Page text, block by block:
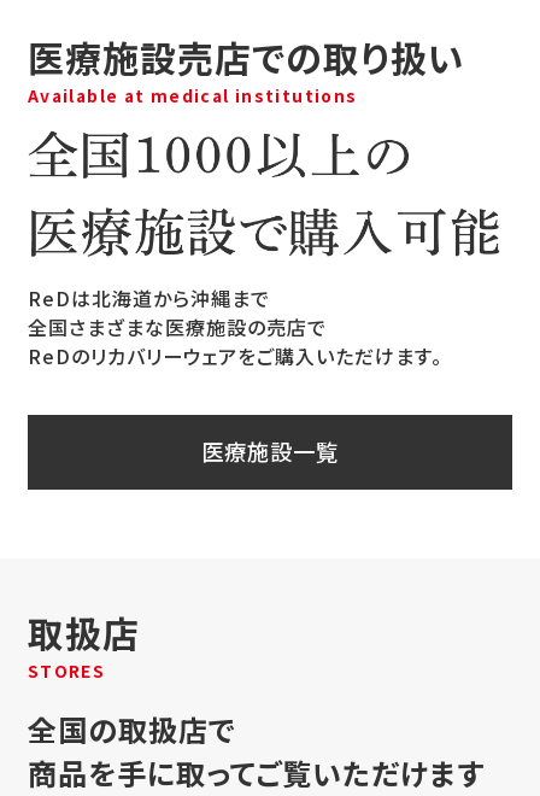
医療施設売店での取り扱い
Available at medical institutions
ReDは北海道から沖縄まで
全国さまざまな医療施設の売店で
ReDのリカバリーウェアをご購入いただけます。
医療施設一覧
取扱店
STORES
全国の取扱店で
商品を手に取ってご覧いただけます